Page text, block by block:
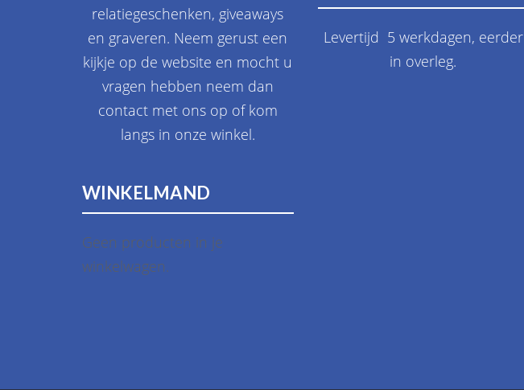
relatiegeschenken, giveaways
en graveren. Neem gerust een
kijkje op de website en mocht u
vragen hebben neem dan
contact met ons op of kom
langs in onze winkel.
WINKELMAND
Geen producten in je
winkelwagen.
Levertijd 5 werkdagen, eerder
in overleg.